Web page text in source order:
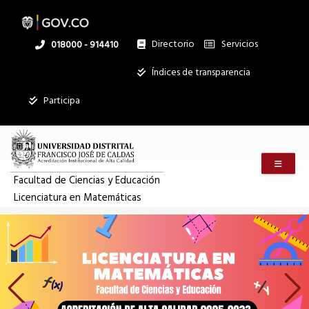
contenido
Linea
018000 - 914410 Directorio
Institucional
Servicios
Índices de transparencia
Participa
Facultad de Ciencias y Educación
Licenciatura en Matemáticas